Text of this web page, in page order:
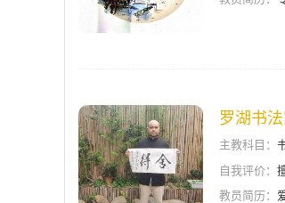
罗湖书
主教科目：
自我评价：
教员简历：